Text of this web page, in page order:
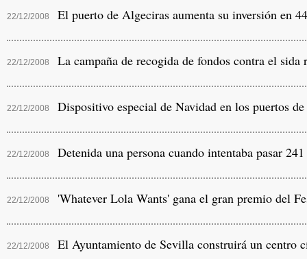
22/12/2008 El puerto de Algeciras aumenta su inversión en
22/12/2008 La campaña de recogida de fondos contra el
22/12/2008 Dispositivo especial de Navidad en los puertos
22/12/2008 Detenida una persona cuando intentaba pasar
22/12/2008 'Whatever Lola Wants' gana el gran premio del
22/12/2008 El Ayuntamiento de Sevilla construirá un centro